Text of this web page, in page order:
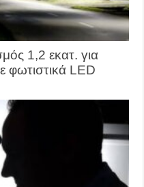
1,2 εκατ. για
φωτιστικά LED